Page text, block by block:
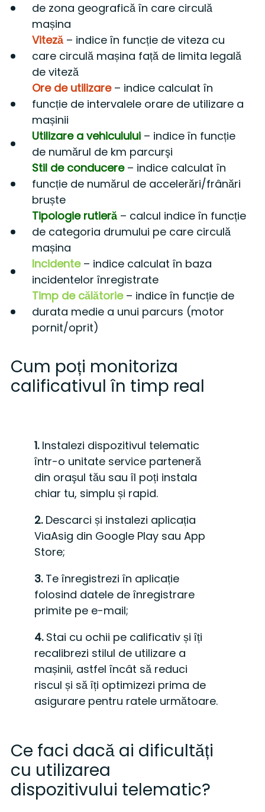
de zona geografică în care circulă
mașina
Viteză– indice în funcție de viteza cu
care circulă mașina față de limita legală
de viteză
Ore de utilizare– indice calculat în
funcție de intervalele orare de utilizare a
mașinii
Utilizare a vehiculului– indice în funcție
de numărul de km parcurşi
Stil de conducere– indice calculat în
funcție de numărul de accelerări/frânări
bruște
Tipologie rutieră– calcul indice în funcție
de categoria drumului pe care circulă
mașina
Incidente– indice calculat în baza
incidentelor înregistrate
Timp de călătorie– indice în funcție de
durata medie a unui parcurs (motor
pornit/oprit)
Cum poți monitoriza
calificativul în timp real
1.Instalezi dispozitivul telematic
într-o unitate service parteneră
din oraşul tău sau îl poți instala
chiar tu, simplu și rapid.
2.Descarci și instalezi aplicația
ViaAsig din Google Play sau App
Store;
3.Te înregistrezi în aplicație
folosind datele de înregistrare
primite pe e-mail;
4.Stai cu ochii pe calificativ și îți
recalibrezi stilul de utilizare a
mașinii, astfel încât să reduci
riscul și să îți optimizezi prima de
asigurare pentru ratele următoare.
Ce faci dacă ai dificultăți
cu utilizarea
dispozitivului telematic?